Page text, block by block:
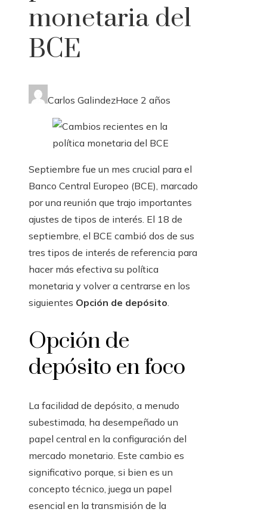
monetaria del
BCE
Carlos GalindezHace 2 años
Septiembre fue un mes crucial para el
Banco Central Europeo (BCE), marcado
por una reunión que trajo importantes
ajustes de tipos de interés. El 18 de
septiembre, el BCE cambió dos de sus
tres tipos de interés de referencia para
hacer más efectiva su política
monetaria y volver a centrarse en los
siguientes Opción de depósito.
Opción de
depósito en foco
La facilidad de depósito, a menudo
subestimada, ha desempeñado un
papel central en la configuración del
mercado monetario. Este cambio es
significativo porque, si bien es un
concepto técnico, juega un papel
esencial en la transmisión de la